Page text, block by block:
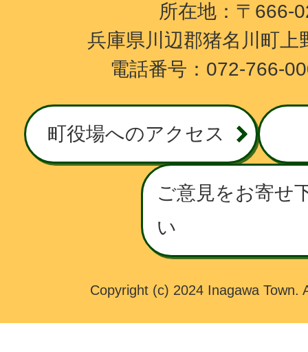
N
A
G
A
T
所在地：〒
兵庫県川辺郡猪名川町上
電話番号：072-766-
町役場へのアクセス
ご意見をお寄せ
い
Copyright (c) 2024 Inagawa Town.